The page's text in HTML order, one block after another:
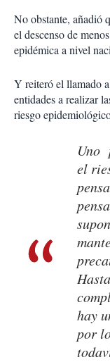
No obstante, añadió
el descenso de
epidémica a nivel
Y reiteró el llamado
entidades a realizar
riesgo
Uno
el
hay
por